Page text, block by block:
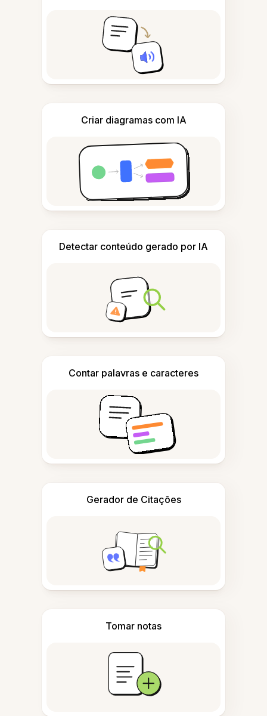
Criar diagramas com IA
Detectar conteúdo gerado por IA
Contar palavras e caracteres
Gerador de Citações
Tomar notas